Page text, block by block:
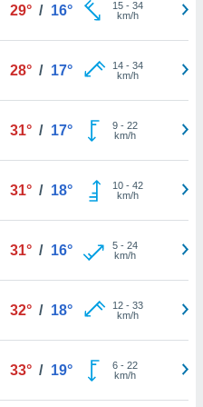
29° / 16° 15- 34
km/h
28° / 17° 14- 34
km/h
31° / 17° 9- 22
km/h
31° / 18° 10- 42
km/h
31° / 16° 5- 24
km/h
32° / 18° 12- 33
km/h
33° / 19° 6- 22
km/h